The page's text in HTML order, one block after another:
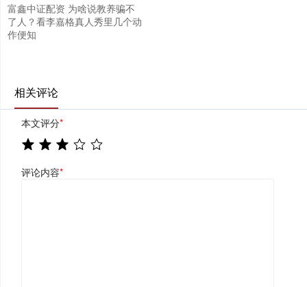
富鑫中证配资 为啥说教养骗不
了人？看李嘉格真人秀里几个动
作便知
相关评论
本文评分*
评论内容*